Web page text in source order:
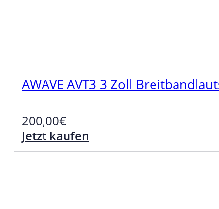
AWAVE AVT3 3 Zoll
200,00€
Jetzt kaufen